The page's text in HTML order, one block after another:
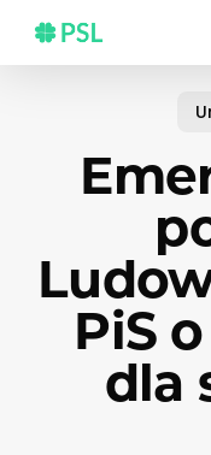
main
PiS
dla